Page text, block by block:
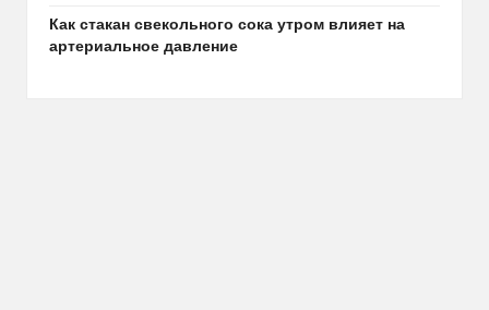
Как стакан свекольного сока утром влияет на
артериальное давление